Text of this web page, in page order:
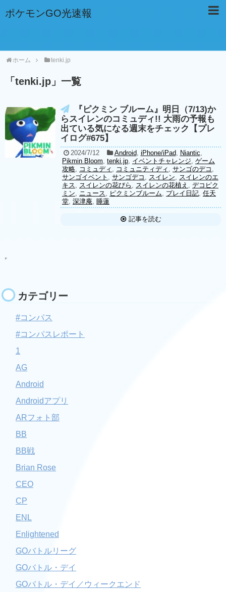
ポケモンGO光速報
ホーム tenki.jp
「 tenki.jp 」 一覧
『ピクミン ブルーム』明日（7/13)か
らスイレンのコミュディ!! 大雨の予報も
出ている気になる週末をチェック【プレ
イログ#675】
2024/7/12 Android, iPhone/iPad, Niantic,
Pikmin Bloom, tenki.jp, イベントチャレンジ, ゲーム
攻略, コミュディ , コミュニティディ , サンゴのデコ ,
サンゴイベント , サンゴデコ , スイレン, スイレンのエ
キス, スイレンの花びら , スイレンの花植え , デコピク
ミン, ニュース, ピクミンブルーム, プレイ日記, 任天
堂, 深津庵, 睡蓮
記事を読む
カテゴリー
#コンパス
#コンパスレポート
1
AG
Android
Androidアプリ
ARフォト部
BB
BB戦
Brian Rose
CEO
CP
ENL
Enlightened
GOバトルリーグ
GOバトル・デイ
GOバトル・デイ／ウィークエンド